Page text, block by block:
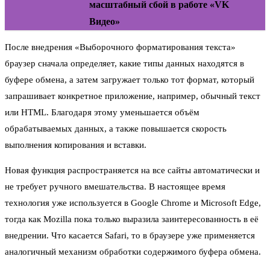
масштабный сбой в работе «VK
Видео»
После внедрения «Выборочного форматирования текста»
браузер сначала определяет, какие типы данных находятся в
буфере обмена, а затем загружает только тот формат, который
запрашивает конкретное приложение, например, обычный текст
или HTML. Благодаря этому уменьшается объём
обрабатываемых данных, а также повышается скорость
выполнения копирования и вставки.
Новая функция распространяется на все сайты автоматически и
не требует ручного вмешательства. В настоящее время
технология уже используется в Google Chrome и Microsoft Edge,
тогда как Mozilla пока только выразила заинтересованность в её
внедрении. Что касается Safari, то в браузере уже применяется
аналогичный механизм обработки содержимого буфера обмена.